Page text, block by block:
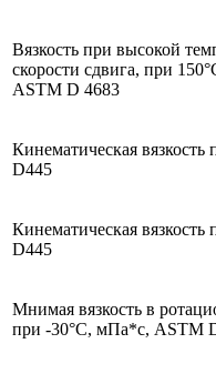
Вязкость при высокой
скорости сдвига, при
ASTM D 4683
Кинематическая
D445
Кинематическая
D445
Мнимая вязкость в
при -30°С, мПа*с, ASTM